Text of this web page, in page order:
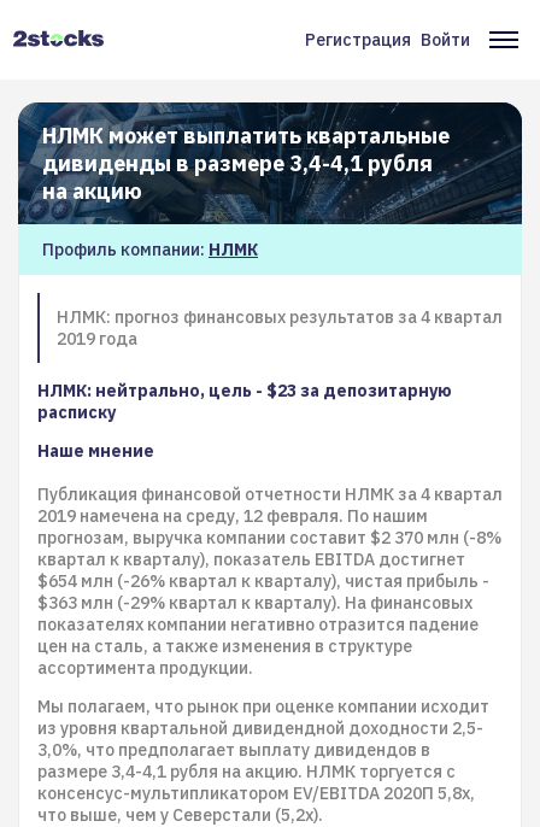
Меню
учётной
записи
пользователя
Регистрация Войти
НЛМК может выплатить квартальные
дивиденды в размере 3,4-4,1 рубля
на акцию
Профиль компании: НЛМК
НЛМК: прогноз финансовых результатов за 4 квартал
2019 года
НЛМК: нейтрально, цель - $23 за депозитарную
расписку
Наше мнение
Публикация финансовой отчетности НЛМК за 4 квартал
2019 намечена на среду, 12 февраля. По нашим
прогнозам, выручка компании составит $2 370 млн (-8%
квартал к кварталу), показатель EBITDA достигнет
$654 млн (-26% квартал к кварталу), чистая прибыль -
$363 млн (-29% квартал к кварталу). На финансовых
показателях компании негативно отразится падение
цен на сталь, а также изменения в структуре
ассортимента продукции.
Мы полагаем, что рынок при оценке компании исходит
из уровня квартальной дивидендной доходности 2,5-
3,0%, что предполагает выплату дивидендов в
размере 3,4-4,1 рубля на акцию. НЛМК торгуется с
консенсус-мультипликатором EV/EBITDA 2020П 5,8x,
что выше, чем у Северстали (5,2x).